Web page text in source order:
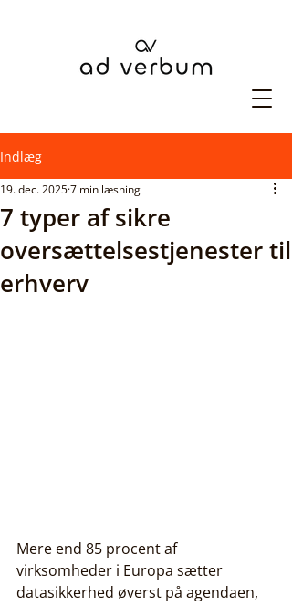
Indlæg
7 typer af sikre
oversættelsestjenester til
erhverv
19. dec. 20257 min læsning
Mere end 85 procent af
virksomheder i Europa sætter
datasikkerhed øverst på agendaen,